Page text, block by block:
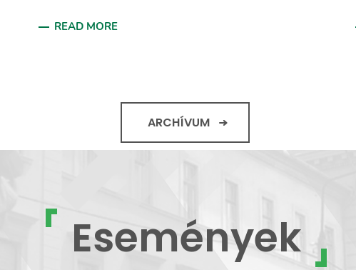
READ MORE
ARCHÍVUM
Események